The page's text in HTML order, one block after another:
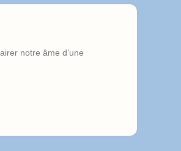
notre âme d’une